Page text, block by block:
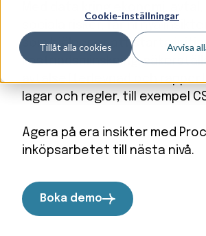
Cookie-inställningar
Tillåt alla cookies Avvisa
Med data kring ekonomi,
som hjälper er att starta
kostnadsminskning,
avtalsefterlevnad och
lagar och regler, till exempel
Agera på era insikter med
inköpsarbetet till nästa nivå.
Boka demo